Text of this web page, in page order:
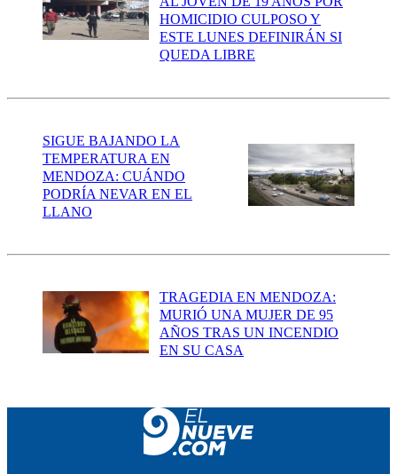
HOMICIDIO CULPOSO Y
ESTE LUNES DEFINIRÁN SI
QUEDA LIBRE
SIGUE BAJANDO LA
TEMPERATURA EN
MENDOZA: CUÁNDO
PODRÍA NEVAR EN EL
LLANO
TRAGEDIA EN MENDOZA:
MURIÓ UNA MUJER DE 95
AÑOS TRAS UN INCENDIO
EN SU CASA